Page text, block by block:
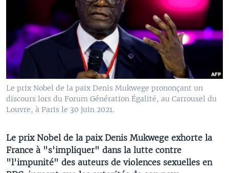
Le prix Nobel de la paix Denis Mukwege prononçant un
discours lors du Forum Génération Égalité, au Carrousel du
Louvre, à Paris le 30 juin 2021.
Le prix Nobel de la paix Denis Mukwege exhorte la
France à "s'impliquer" dans la lutte contre
"l'impunité" des auteurs de violences sexuelles en